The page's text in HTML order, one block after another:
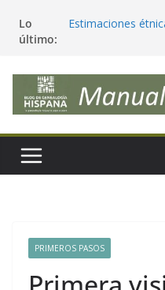
Lo
último:
Estimaciones
¿Deberíamos
reflejen realmente
Antepasados
Tendencias en
PRIMEROS PASOS